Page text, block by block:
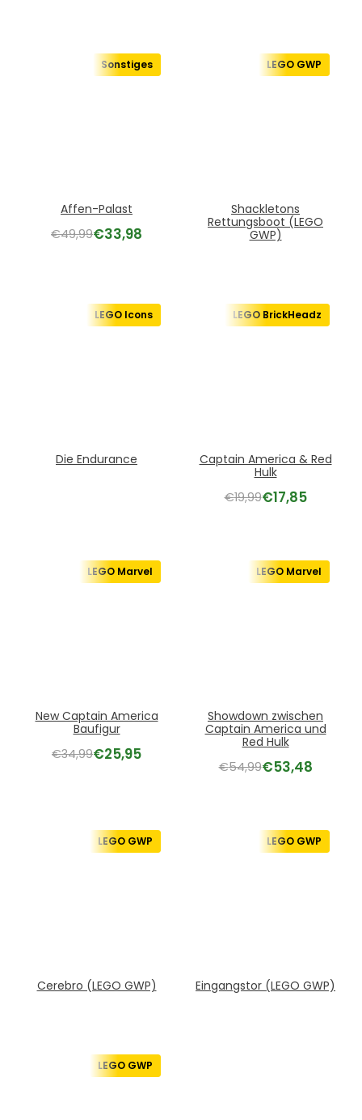
Sonstiges
Affen-Palast
€49,99€33,98
LEGO GWP
Shackletons
Rettungsboot (LEGO
GWP)
LEGO Icons
Die Endurance
LEGO BrickHeadz
Captain America & Red
Hulk
€19,99€17,85
LEGO Marvel
New Captain America
Baufigur
€34,99€25,95
LEGO Marvel
Showdown zwischen
Captain America und
Red Hulk
€54,99€53,48
LEGO GWP
Cerebro (LEGO GWP)
LEGO GWP
Eingangstor (LEGO GWP)
LEGO GWP